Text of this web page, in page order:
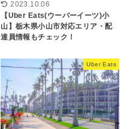
2023.10.06
【Uber Eats(ウーバーイーツ)小
山】栃木県小山市対応エリア・配
達員情報もチェック！
Uber Eats